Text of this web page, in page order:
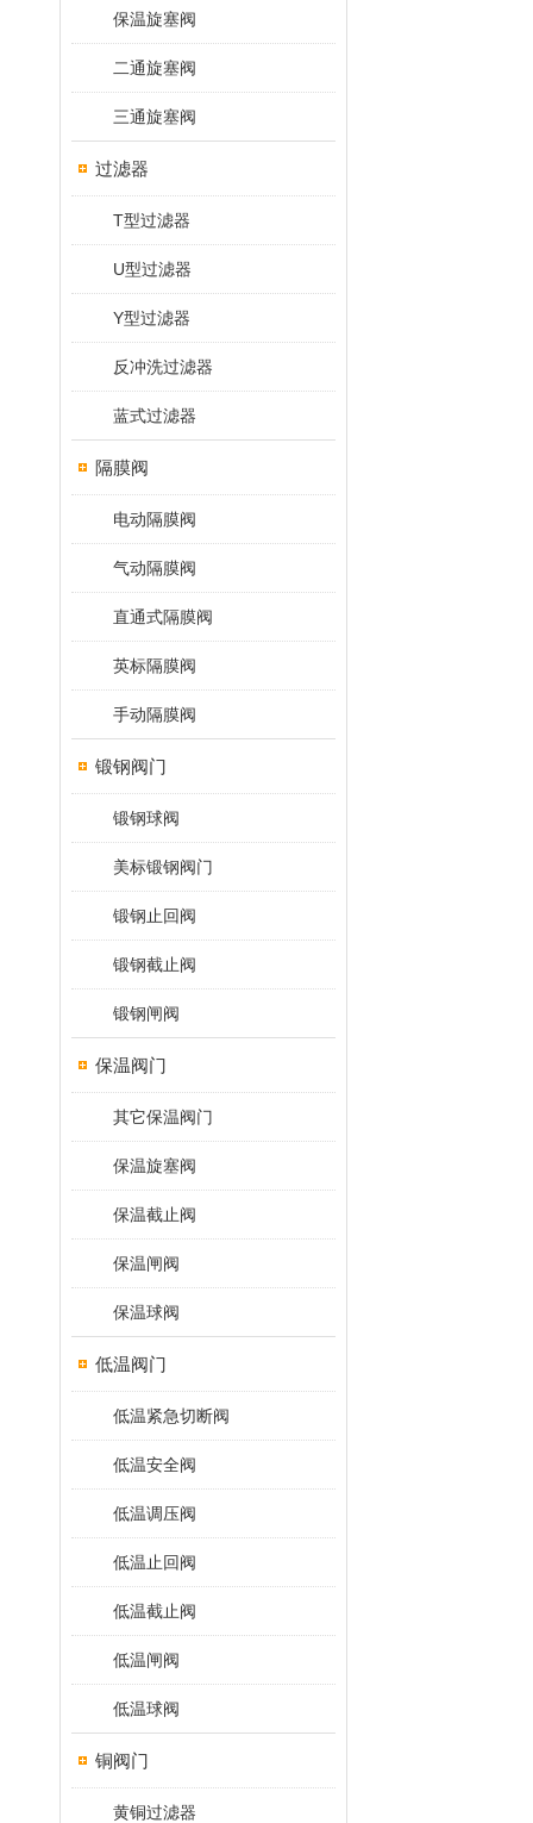
保温旋塞阀
二通旋塞阀
三通旋塞阀
过滤器
T型过滤器
U型过滤器
Y型过滤器
反冲洗过滤器
蓝式过滤器
隔膜阀
电动隔膜阀
气动隔膜阀
直通式隔膜阀
英标隔膜阀
手动隔膜阀
锻钢阀门
锻钢球阀
美标锻钢阀门
锻钢止回阀
锻钢截止阀
锻钢闸阀
保温阀门
其它保温阀门
保温旋塞阀
保温截止阀
保温闸阀
保温球阀
低温阀门
低温紧急切断阀
低温安全阀
低温调压阀
低温止回阀
低温截止阀
低温闸阀
低温球阀
铜阀门
黄铜过滤器